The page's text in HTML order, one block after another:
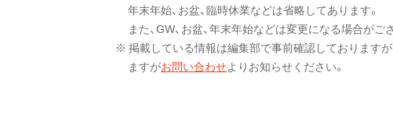
年末年始、お盆、臨時休業などは省略してあります。
また、GW、お盆、年末年始などは変更になる場合がご
※ 掲載している情報は編集部で事前確認しております
ますがお問い合わせよりお知らせください。